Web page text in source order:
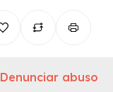
Denunciar abuso